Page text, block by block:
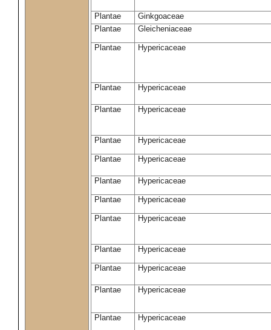
Plantae
Ginkgoaceae
Plantae
Gleicheniaceae
Plantae Hypericaceae
Plantae Hypericaceae
Plantae Hypericaceae
Plantae Hypericaceae
Plantae Hypericaceae
Plantae Hypericaceae
Plantae Hypericaceae
Plantae Hypericaceae
Plantae Hypericaceae
Plantae Hypericaceae
Plantae Hypericaceae
Plantae Hypericaceae